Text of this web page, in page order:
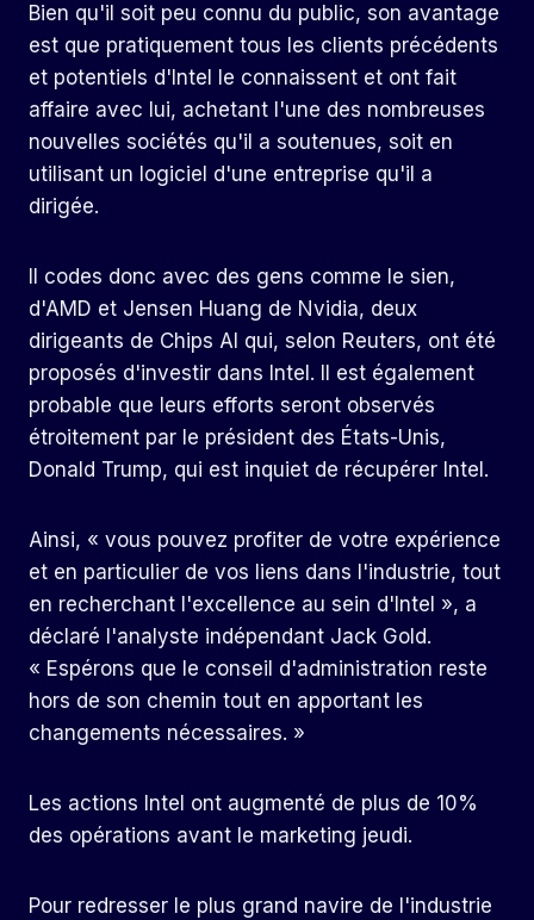
Bien qu'il soit peu connu du public, son avantage
est que pratiquement tous les clients précédents
et potentiels d'Intel le connaissent et ont fait
affaire avec lui, achetant l'une des nombreuses
nouvelles sociétés qu'il a soutenues, soit en
utilisant un logiciel d'une entreprise qu'il a
dirigée.
Il codes donc avec des gens comme le sien,
d'AMD et Jensen Huang de Nvidia, deux
dirigeants de Chips AI qui, selon Reuters, ont été
proposés d'investir dans Intel. Il est également
probable que leurs efforts seront observés
étroitement par le président des États-Unis,
Donald Trump, qui est inquiet de récupérer Intel.
Ainsi, « vous pouvez profiter de votre expérience
et en particulier de vos liens dans l'industrie, tout
en recherchant l'excellence au sein d'Intel », a
déclaré l'analyste indépendant Jack Gold.
« Espérons que le conseil d'administration reste
hors de son chemin tout en apportant les
changements nécessaires. »
Les actions Intel ont augmenté de plus de 10%
des opérations avant le marketing jeudi.
Pour redresser le plus grand navire de l'industrie